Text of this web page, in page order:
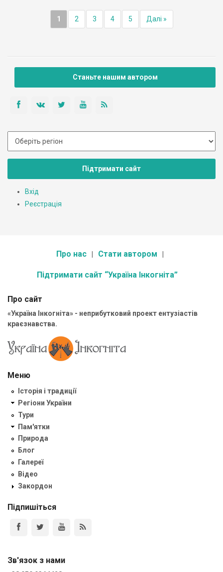
1 2 3 4 5 Далі »
Станьте нашим автором
Підтримати сайт
Вхід
Реєстрація
Про нас Стати автором
Підтримати сайт “Україна Інкогніта”
Про сайт
«Україна Інкогніта» - неприбутковий проект ентузіастів
краєзнавства.
Меню
Історія і традиції
Регіони України
Тури
Пам'ятки
Природа
Блог
Галереї
Відео
Закордон
Підпишіться
Зв'язок з нами